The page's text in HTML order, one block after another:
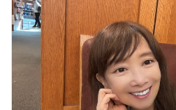
アグネス 長男が孫へする読み聞かせ
Amebaトピックス 1日前
記事を読む